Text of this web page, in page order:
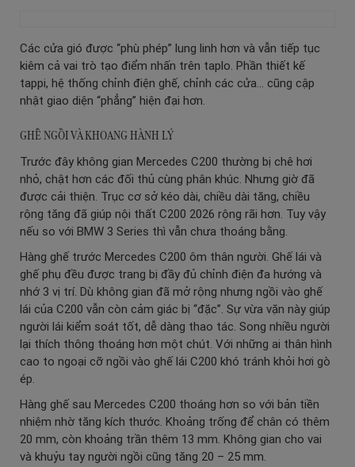
Các cửa gió được “phù phép” lung linh hơn và vẫn tiếp tục
kiêm cả vai trò tạo điểm nhấn trên taplo. Phần thiết kế
tappi, hệ thống chỉnh điện ghế, chỉnh các cửa… cũng cập
nhật giao diện “phẳng” hiện đại hơn.
GHẾ NGỒI VÀ KHOANG HÀNH LÝ
Trước đây không gian Mercedes C200 thường bị chê hơi
nhỏ, chật hơn các đối thủ cùng phân khúc. Nhưng giờ đã
được cải thiện. Trục cơ sở kéo dài, chiều dài tăng, chiều
rộng tăng đã giúp nội thất C200 2026 rộng rãi hơn. Tuy vậy
nếu so với BMW 3 Series thì vẫn chưa thoáng bằng.
Hàng ghế trước Mercedes C200 ôm thân người. Ghế lái và
ghế phụ đều được trang bị đầy đủ chỉnh điện đa hướng và
nhớ 3 vị trí. Dù không gian đã mở rộng nhưng ngồi vào ghế
lái của C200 vẫn còn cảm giác bị “đặc”. Sự vừa vặn này giúp
người lái kiểm soát tốt, dễ dàng thao tác. Song nhiều người
lại thích thông thoáng hơn một chút. Với những ai thân hình
cao to ngoại cỡ ngồi vào ghế lái C200 khó tránh khỏi hơi gò
ép.
Hàng ghế sau Mercedes C200 thoáng hơn so với bản tiền
nhiệm nhờ tăng kích thước. Khoảng trống để chân có thêm
20 mm, còn khoảng trần thêm 13 mm. Không gian cho vai
và khuỷu tay người ngồi cũng tăng 20 – 25 mm.